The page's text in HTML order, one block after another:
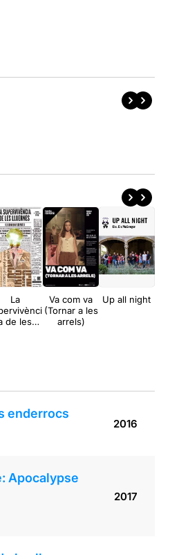
La
de les
Va com va
(Tornar a les
arrels)
Up all night
enderrocs
2016
Apocalypse
2017